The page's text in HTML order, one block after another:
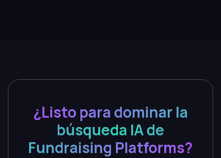
¿Listo para dominar la
búsqueda IA de
Fundraising Platforms?